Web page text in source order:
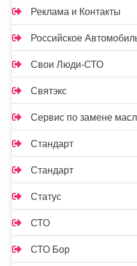
Реклама и Контакты
Российское
Свои Люди-СТО
Святэкс
Сервис по замене
Стандарт
Стандарт
Статус
СТО
СТО Бор